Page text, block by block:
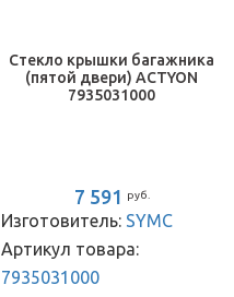
Стекло крышки багажника
(пятой двери) ACTYON
7935031000
7 591 руб.
Изготовитель: SYMC
Артикул товара:
7935031000